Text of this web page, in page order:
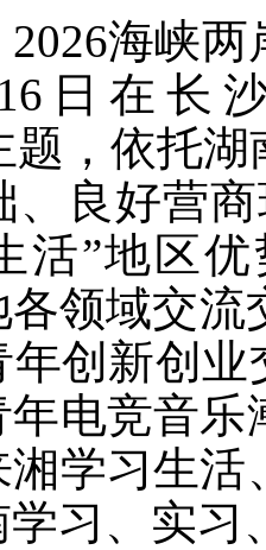
2026海峡
日在长
题，依托
、良好营
活”地区
领域交流
创新创
电竞音
学习生
习、实